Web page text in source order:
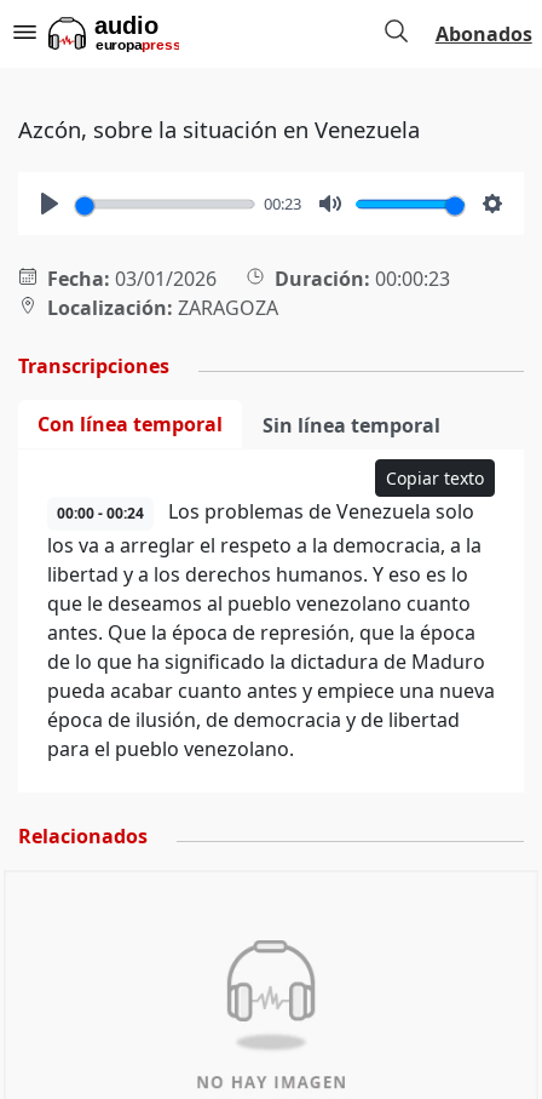
Abonados
Azcón, sobre la situación en Venezuela
00:23
Fecha: 03/01/2026 Duración: 00:00:23
Localización: ZARAGOZA
Transcripciones
Con línea temporal Sin línea temporal
Copiar texto
00:00 - 00:24
Los problemas de Venezuela solo
los va a arreglar el respeto a la democracia, a la
libertad y a los derechos humanos. Y eso es lo
que le deseamos al pueblo venezolano cuanto
antes. Que la época de represión, que la época
de lo que ha significado la dictadura de Maduro
pueda acabar cuanto antes y empiece una nueva
época de ilusión, de democracia y de libertad
para el pueblo venezolano.
Relacionados